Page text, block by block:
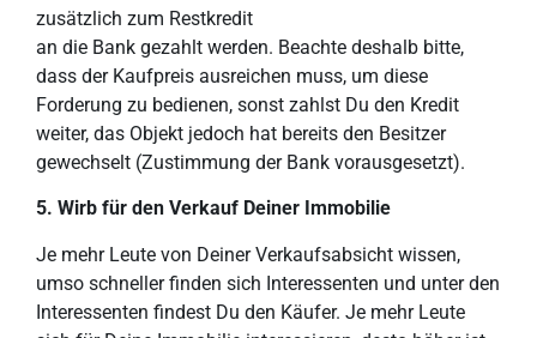
zusätzlich zum Restkredit
an die Bank gezahlt werden. Beachte deshalb bitte,
dass der Kaufpreis ausreichen muss, um diese
Forderung zu bedienen, sonst zahlst Du den Kredit
weiter, das Objekt jedoch hat bereits den Besitzer
gewechselt (Zustimmung der Bank vorausgesetzt).
5. Wirb für den Verkauf Deiner Immobilie
Je mehr Leute von Deiner Verkaufsabsicht wissen,
umso schneller finden sich Interessenten und unter den
Interessenten findest Du den Käufer. Je mehr Leute